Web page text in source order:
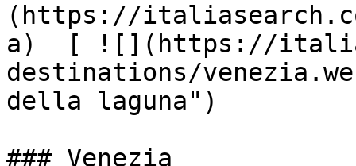
(https://
a)  [ ![](https://
destinations/
della laguna")
### Venezia